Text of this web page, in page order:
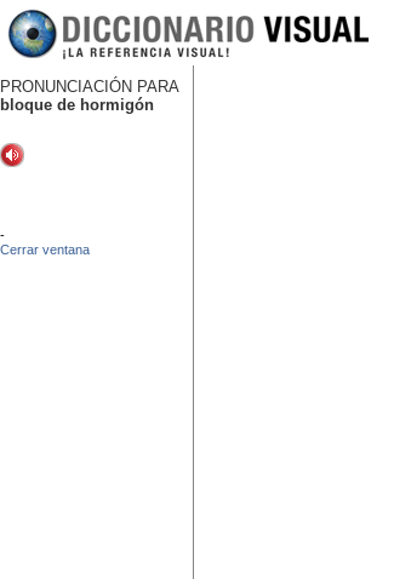
PRONUNCIACIÓN PARA
bloque de hormigón
-
Cerrar ventana